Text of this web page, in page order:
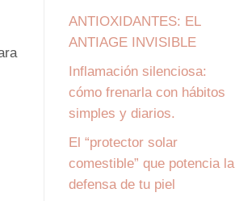
ANTIOXIDANTES: EL
ANTIAGE INVISIBLE
Inflamación silenciosa:
cómo frenarla con hábitos
simples y diarios.
El “protector solar
comestible” que potencia la
defensa de tu piel